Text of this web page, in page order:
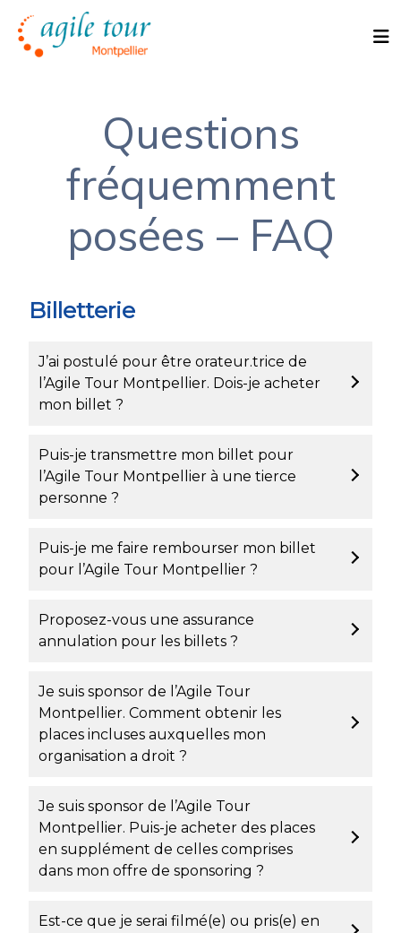
Questions
fréquemment
posées – FAQ
Billetterie
J’ai postulé pour être orateur.trice de
l’Agile Tour Montpellier. Dois-je acheter
mon billet ?
Puis-je transmettre mon billet pour
l’Agile Tour Montpellier à une tierce
personne ?
Puis-je me faire rembourser mon billet
pour l’Agile Tour Montpellier ?
Proposez-vous une assurance
annulation pour les billets ?
Je suis sponsor de l’Agile Tour
Montpellier. Comment obtenir les
places incluses auxquelles mon
organisation a droit ?
Je suis sponsor de l’Agile Tour
Montpellier. Puis-je acheter des places
en supplément de celles comprises
dans mon offre de sponsoring ?
Est-ce que je serai filmé(e) ou pris(e) en